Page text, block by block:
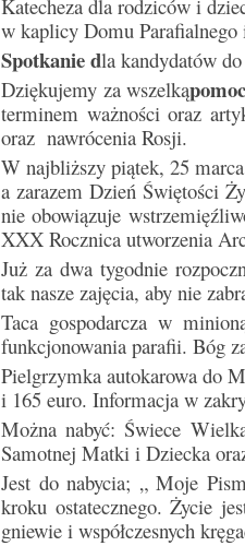
Katecheza dla rodziców i
w kaplicy Domu Parafialnego
Spotkanie dla kandydatów
Dziękujemy za wszelką
terminem ważności oraz
oraz nawrócenia Rosji.
W najbliższy piątek, 25
a zarazem Dzień Świętości
nie obowiązuje
XXX Rocznica utworzenia
Już za dwa tygodnie
tak nasze zajęcia, aby nie
Taca gospodarcza w
funkcjonowania parafii. Bóg
Pielgrzymka autokarowa do
i 165 euro. Informacja w
Można nabyć: Świece
Samotnej Matki i Dziecka
Jest do nabycia; „ Moje
kroku ostatecznego. Życie
gniewie i współczesnych